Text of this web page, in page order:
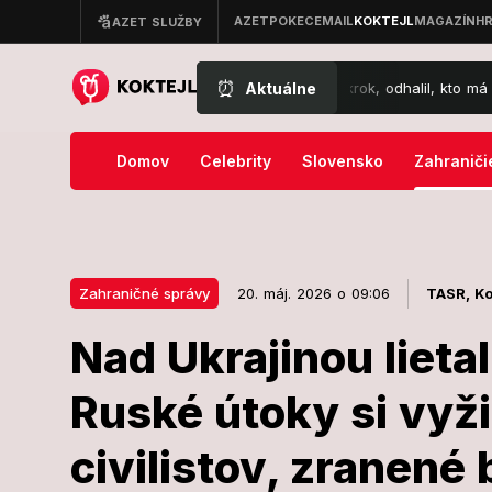
⏰ Aktuálne
na poplach: Rusko chystá ďalší krok, odhalil, kto má čoskoro
Domov Celebrity Slovensko
Zahraničné správy 20. máj. 2026 o 09:06 TASR,
Nad Ukrajinou
Ruské útoky si
civilistov, zranené
Zahraničné správy
Nad